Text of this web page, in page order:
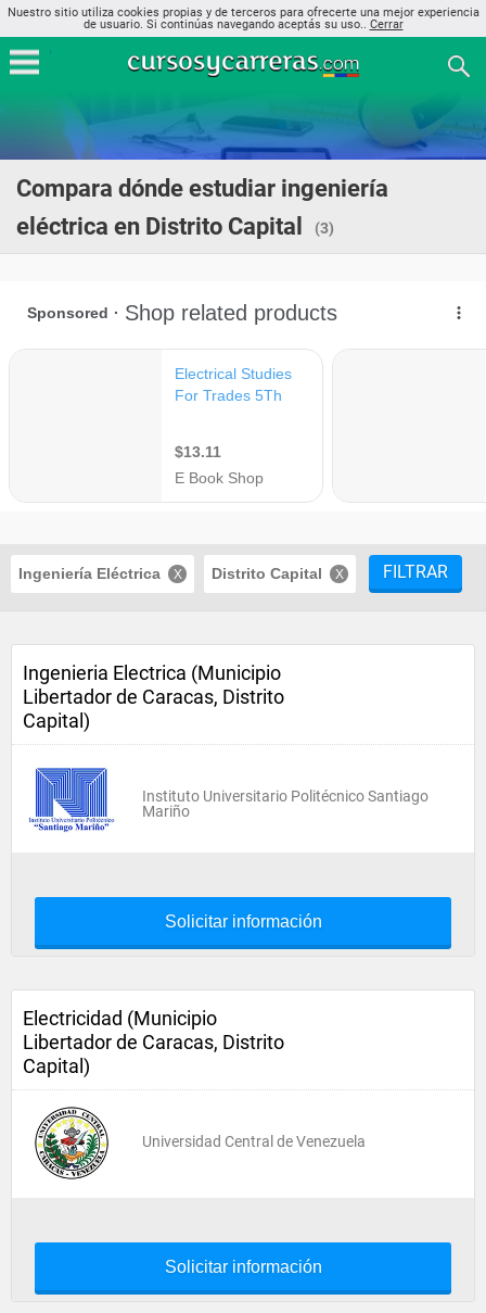
Nuestro sitio utiliza cookies propias y de terceros para ofrecerte una mejor experiencia
de usuario. Si continúas navegando aceptás su uso.. Cerrar
Compara dónde estudiar ingeniería
eléctrica en Distrito Capital
(3)
Ingeniería Eléctrica Distrito Capital FILTRAR
Ingenieria Electrica (Municipio
Libertador de Caracas, Distrito
Capital)
Instituto Universitario Politécnico Santiago
Mariño
Solicitar información
Electricidad (Municipio
Libertador de Caracas, Distrito
Capital)
Universidad Central de Venezuela
Solicitar información